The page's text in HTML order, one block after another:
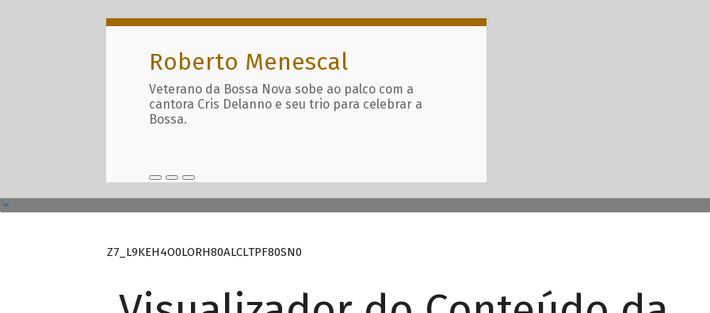
Roberto Menescal
Veterano da Bossa Nova sobe ao palco com a
cantora Cris Delanno e seu trio para celebrar a
Bossa.
Z7_L9KEH4O0LORH80ALCLTPF80SN0